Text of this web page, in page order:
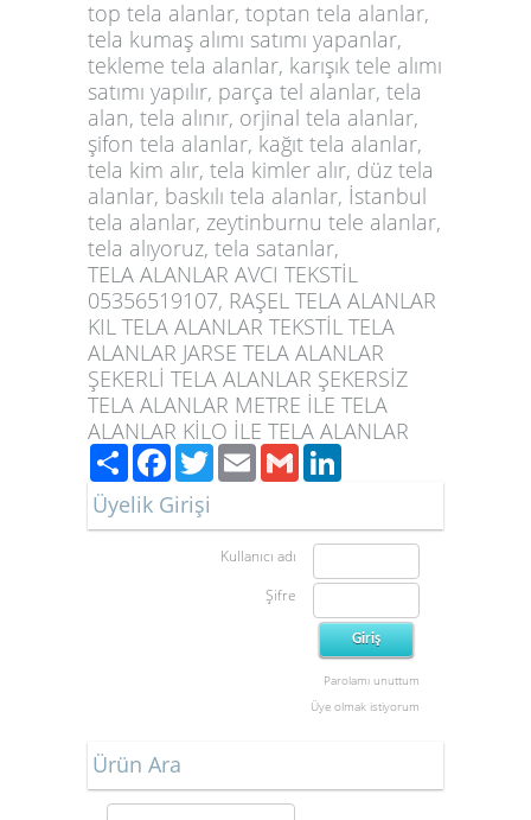
top tela alanlar, toptan tela alanlar,
tela kumaş alımı satımı yapanlar,
tekleme tela alanlar, karışık tele alımı
satımı yapılır, parça tel alanlar, tela
alan, tela alınır, orjinal tela alanlar,
şifon tela alanlar, kağıt tela alanlar,
tela kim alır, tela kimler alır, düz tela
alanlar, baskılı tela alanlar, İstanbul
tela alanlar, zeytinburnu tele alanlar,
tela alıyoruz, tela satanlar,
TELA ALANLAR AVCI TEKSTİL
05356519107, RAŞEL TELA ALANLAR
KIL TELA ALANLAR TEKSTİL TELA
ALANLAR JARSE TELA ALANLAR
ŞEKERLİ TELA ALANLAR ŞEKERSİZ
TELA ALANLAR METRE İLE TELA
ALANLAR KİLO İLE TELA ALANLAR
PaylaşFacebook
TwitterEmailGmail
Üyelik Girişi
Kullanıcı adı
Şifre
Parolamı unuttum
Üye olmak istiyorum
Ürün Ara